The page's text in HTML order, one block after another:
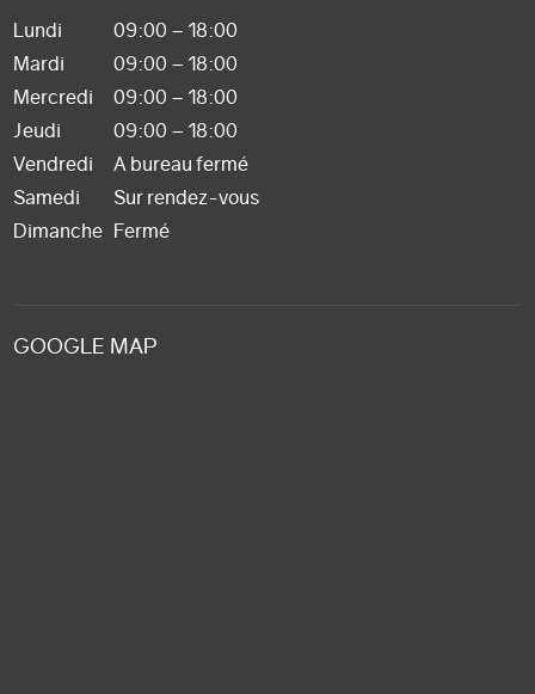
Lundi
09:00 – 18:00
Mardi
09:00 – 18:00
Mercredi
09:00 – 18:00
Jeudi
09:00 – 18:00
Vendredi
A bureau fermé
Samedi
Sur rendez-vous
Dimanche Fermé
GOOGLE MAP